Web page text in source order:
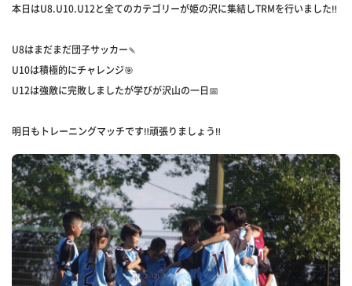
本日はU8.U10.U12と全てのカテゴリーが姫の沢に集結しTRMを行いました‼️
U8はまだまだ団子サッカー🍡
U10は積極的にチャレンジ🎯
U12は強敵に完敗しましたが学びが沢山の一日📅
明日もトレーニングマッチです‼️頑張りましょう‼️